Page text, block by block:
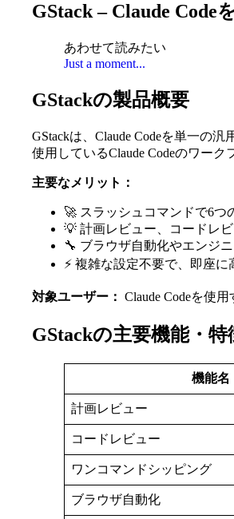
GStack – Claude
あわせて読みたい
Just a moment...
GStackの製品概要
GStackは、Claude Codeを単一の
使用しているClaude Codeのワー
主要なメリット：
🚀 スラッシュコマンドで6つ
💡 計画レビュー、コードレ
🔧 ブラウザ自動化やエンジ
⚡ 複雑な設定不要で、即座
対象ユーザー： Claude Codeを使
GStackの主要機能・特
機能名
計画レビュー
コードレビュー
ワンコマンドシッピング
ブラウザ自動化